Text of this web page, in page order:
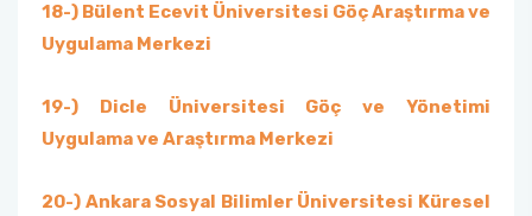
18-) Bülent Ecevit Üniversitesi Göç Araştırma ve
Uygulama Merkezi
19-) Dicle Üniversitesi Göç ve Yönetimi
Uygulama ve Araştırma Merkezi
20-) Ankara Sosyal Bilimler Üniversitesi Küresel